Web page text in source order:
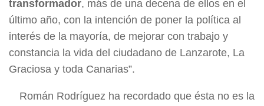
transformador, más de una decena de ellos en el
último año, con la intención de poner la política al
interés de la mayoría, de mejorar con trabajo y
constancia la vida del ciudadano de Lanzarote, La
Graciosa y toda Canarias”.
Román Rodríguez ha recordado que ésta no es la